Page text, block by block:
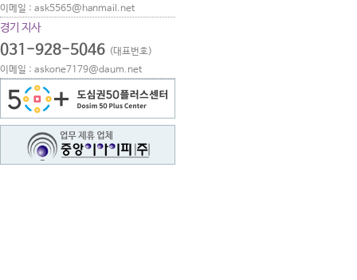
이메일 : ask5565@hanmail.net
경기 지사
031-928-5046 (대표번호)
이메일 : askone7179@daum.net